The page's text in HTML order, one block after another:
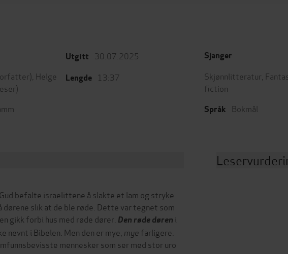
Helge
Utgitt 30.07.2025
Lengde 13:37
Sjanger
Skjønnlitteratur
fiction
Språk Bokmål
befalte israelittene å slakte et lam og stryke
slik at de ble røde. Dette var tegnet som
gikk forbi hus med røde dører. Den røde døren i
nevnt i Bibelen. Men den er mye, mye farligere.
mennesker som ser med stor uro